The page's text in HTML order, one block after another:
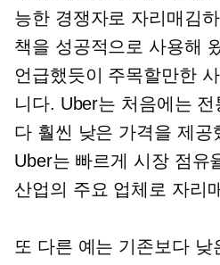
능한 경쟁자로 자리매김
책을 성공적으로 사용해
언급했듯이 주목할만한
니다. Uber는 처음에는
다 훨씬 낮은 가격을 제공
Uber는 빠르게 시장 점유
산업의 주요 업체로 자리
또 다른 예는 기존보다 낮